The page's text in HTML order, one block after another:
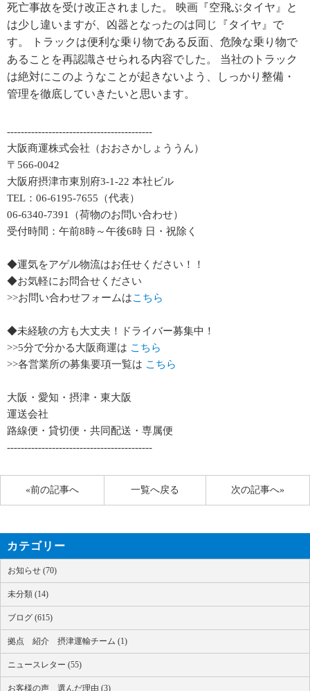
死亡事故を受け改正されました。 映画『空飛ぶタイヤ』と
は少し違いますが、凶器となったのは同じ『タイヤ』で
す。 トラックは便利な乗り物である反面、危険な乗り物で
あることを再認識させられる内容でした。 当社のトラック
は絶対にこのようなことが起きないよう、しっかり整備・
管理を徹底していきたいと思います。
------------------------------------------
大阪商運株式会社（おおさかしょううん）
〒566-0042
大阪府摂津市東別府3-1-22 本社ビル
TEL：06-6195-7655（代表）
06-6340-7391（荷物のお問い合わせ）
受付時間：午前8時～午後6時 日・祝除く
◆運気をアゲル物流はお任せください！！
◆お気軽にお問合せください
>>お問い合わせフォームはこちら
◆未経験の方も大丈夫！ドライバー募集中！
>>5分で分かる大阪商運は こちら
>>各営業所の募集要項一覧は こちら
大阪・愛知・摂津・東大阪
運送会社
路線便・貸切便・共同配送・専属便
------------------------------------------
«前の記事へ 次の記事へ»
一覧へ戻る
カテゴリー
お知らせ (70)
未分類 (14)
ブログ (615)
拠点 紹介 摂津運輸チーム (1)
ニュースレター (55)
お客様の声 選んだ理由 (3)